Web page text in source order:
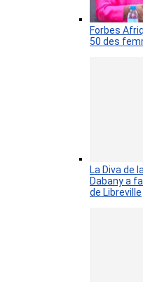
Forbes
50 des
La Diva de
Dabany a
de Libreville